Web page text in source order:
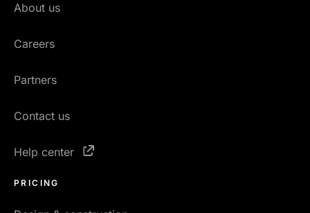
About us
Careers
Partners
Contact us
Help center
PRICING